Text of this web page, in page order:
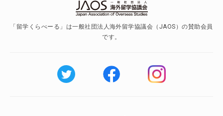
「留学くらべーる」は一般社団法人海外留学協議会（JAOS）の賛助会員
です。